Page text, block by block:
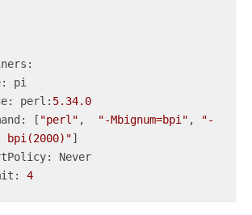
: perl: 5.34.0
: [ "perl" , "-Mbignum=bpi" ,
"-
]
: Never
: 4